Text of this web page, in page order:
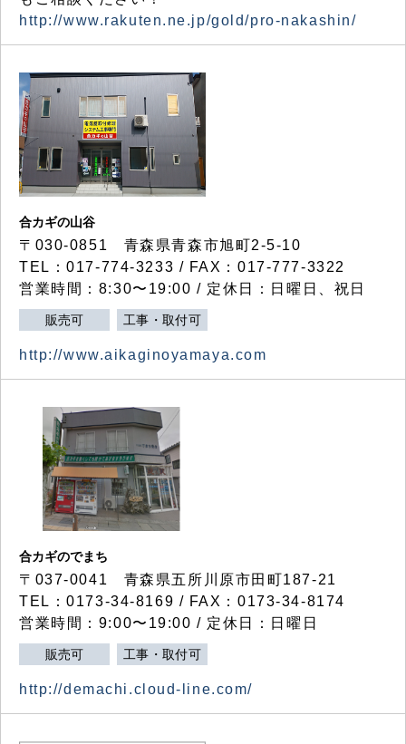
http://www.rakuten.ne.jp/gold/pro-nakashin/
合カギの山谷
〒030-0851 青森県青森市旭町2-5-10
TEL：017-774-3233 / FAX：017-777-3322
営業時間：8:30〜19:00 / 定休日：日曜日、祝日
販売可 工事・取付可
http://www.aikaginoyamaya.com
合カギのでまち
〒037-0041 青森県五所川原市田町187-21
TEL：0173-34-8169 / FAX：0173-34-8174
営業時間：9:00〜19:00 / 定休日：日曜日
販売可 工事・取付可
http://demachi.cloud-line.com/